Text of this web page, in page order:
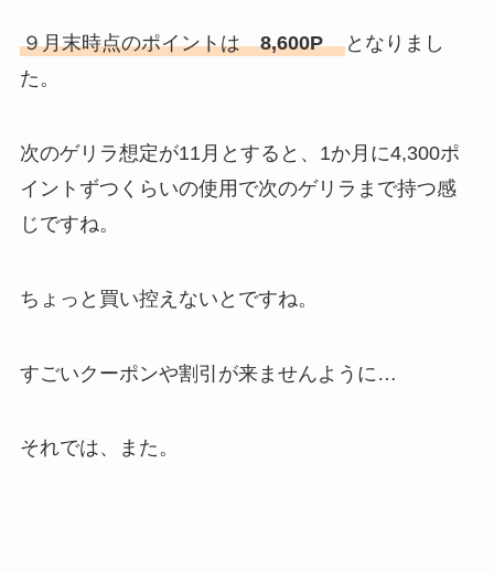
９月末時点のポイントは8,600P
となりまし
た。
次のゲリラ想定が11月とすると、1か月に4,300ポ
イントずつくらいの使用で次のゲリラまで持つ感
じですね。
ちょっと買い控えないとですね。
すごいクーポンや割引が来ませんように…
それでは、また。